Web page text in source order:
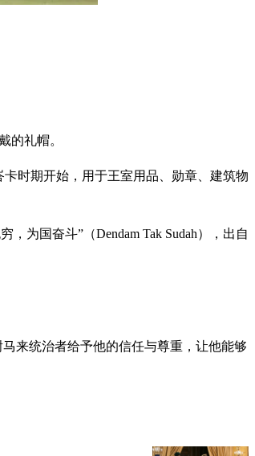
的礼帽。
时期开始，用于王室用品、勋章、建筑物
为国奋斗”（Dendam Tak Sudah），出自
来统治者给予他的信任与尊重，让他能够